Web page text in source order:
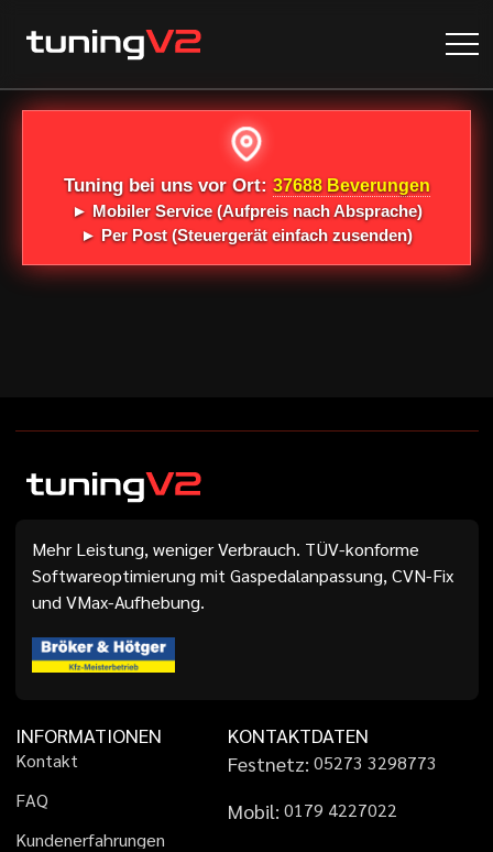
Tuning bei uns vor Ort: 37688 Beverungen
► Mobiler Service(Aufpreis nach Absprache)
►Per Post(Steuergerät einfach zusenden)
Mehr Leistung, weniger Verbrauch. TÜV-konforme
Softwareoptimierung mit Gaspedalanpassung, CVN-Fix
und VMax-Aufhebung.
INFORMATIONEN
Kontakt
FAQ
Kundenerfahrungen
KONTAKTDATEN
Festnetz: 05273 3298773
Mobil: 01 79 4227022